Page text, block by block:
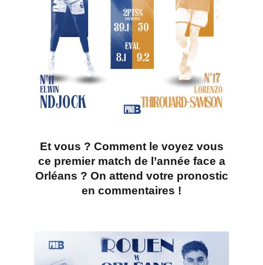
Et vous ? Comment le voyez vous
ce premier match de l’année face a
Orléans ? On attend votre pronostic
en commentaires !